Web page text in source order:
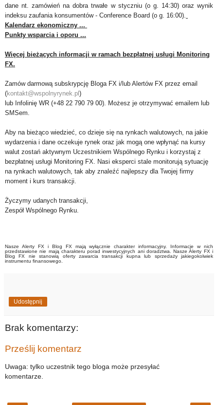
dane nt. zamówień na dobra trwałe w styczniu (o g. 14:30) oraz wynik
indeksu zaufania konsumentów - Conference Board (o g. 16:00).
Kalendarz ekonomiczny ...
Punkty wsparcia i oporu ...
Więcej bieżących informacji w ramach bezpłatnej usługi Monitoring
FX.
Zamów darmową subskrypcję Bloga FX i/lub Alertów FX przez email
(kontakt@wspolnyrynek.pl)
lub Infolinię WR (+48 22 790 79 00). Możesz je otrzymywać emailem lub
SMSem.
Aby na bieżąco wiedzieć, co dzieje się na rynkach walutowych, na jakie
wydarzenia i dane oczekuje rynek oraz jak mogą one wpłynąć na kursy
walut zostań aktywnym Uczestnikiem Wspólnego Rynku i korzystaj z
bezpłatnej usługi Monitoring FX. Nasi eksperci stale monitorują sytuację
na rynkach walutowych, tak aby znaleźć najlepszy dla Twojej firmy
moment i kurs transakcji.
Życzymy udanych transakcji,
Zespół Wspólnego Rynku.
Nasze Alerty FX i Blog FX mają wyłącznie charakter informacyjny. Informacje w nich
przedstawione nie mają charakteru porad inwestycyjnych ani doradztwa. Nasze Alerty FX i
Blog FX nie stanowią oferty zawarcia transakcji kupna lub sprzedaży jakiegokolwiek
instrumentu finansowego.
Udostępnij
Brak komentarzy:
Prześlij komentarz
Uwaga: tylko uczestnik tego bloga może przesyłać
komentarze.